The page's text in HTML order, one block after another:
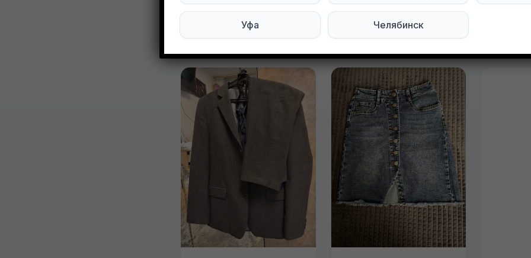
Другие объявления в этом городе
Уфа Челябинск